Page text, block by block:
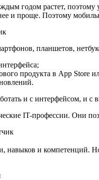
годом растет,
и проще. Поэтому
планшетов,
продукта в App Store
и с интерфейсом, и с
IT-профессии. Они
навыков и компетенций.